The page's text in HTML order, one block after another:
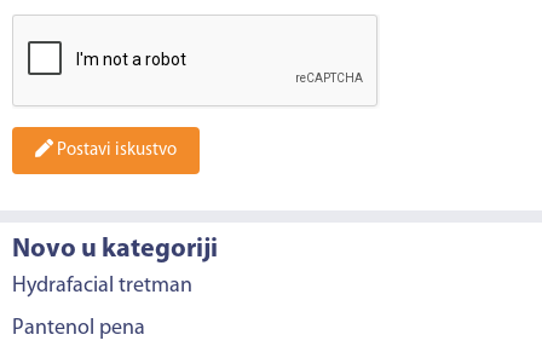
Postavi iskustvo
Novo u kategoriji
Hydrafacial tretman
Pantenol pena